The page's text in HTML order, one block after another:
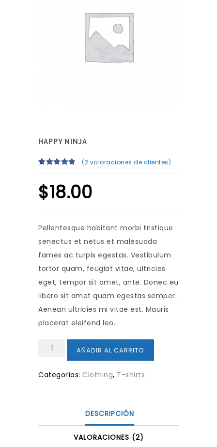
HAPPY NINJA
5 en base
a
valoraciones
(2 valoraciones de clientes)
$18.00
Pellentesque habitant morbi tristique
senectus et netus et malesuada
fames ac turpis egestas. Vestibulum
tortor quam, feugiat vitae, ultricies
eget, tempor sit amet, ante. Donec eu
libero sit amet quam egestas semper.
Aenean ultricies mi vitae est. Mauris
placerat eleifend leo.
Happy
cantidad
AÑADIR AL CARRITO
Categorías: Clothing, T-shirts
DESCRIPCIÓN
VALORACIONES (2)